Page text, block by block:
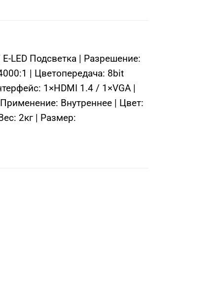
LED Подсветка | Разрешение:
| Цветопередача: 8bit
1×HDMI 1.4 / 1×VGA |
Внутреннее | Цвет:
2кг | Размер: